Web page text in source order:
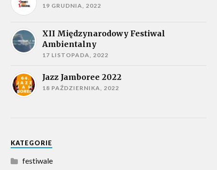
19 GRUDNIA, 2022
XII Międzynarodowy Festiwal
Ambientalny
17 LISTOPADA, 2022
Jazz Jamboree 2022
18 PAŹDZIERNIKA, 2022
KATEGORIE
festiwale